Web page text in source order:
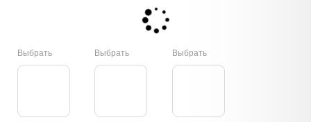
Выбрать Выбрать Выбрать